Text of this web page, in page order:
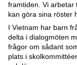
framtiden. Vi arbetar
kan göra sina röster
I Vietnam har barn
delta i dialogmöten
frågor om sådant
plats i